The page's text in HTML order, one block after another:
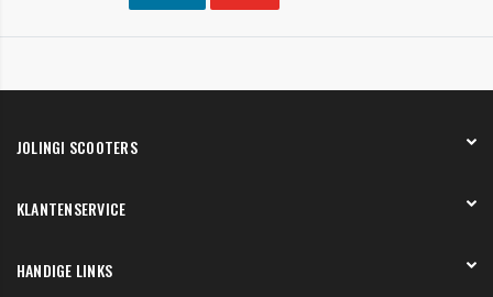
JOLINGI SCOOTERS
Onze showroom
KLANTENSERVICE
Verzending en bezorging
HANDIGE LINKS